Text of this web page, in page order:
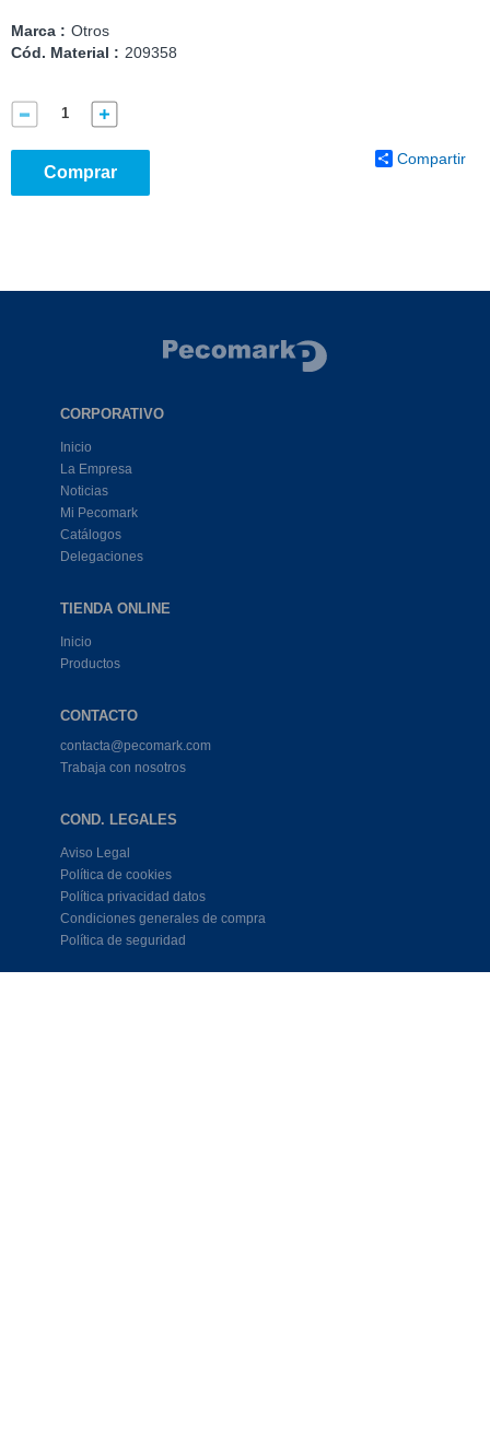
Marca : Otros
Cód. Material : 209358
Comprar
Compartir
CORPORATIVO
Inicio
La Empresa
Noticias
Mi Pecomark
Catálogos
Delegaciones
TIENDA ONLINE
Inicio
Productos
CONTACTO
contacta@pecomark.com
Trabaja con nosotros
COND. LEGALES
Aviso Legal
Política de cookies
Política privacidad datos
Condiciones generales de compra
Política de seguridad